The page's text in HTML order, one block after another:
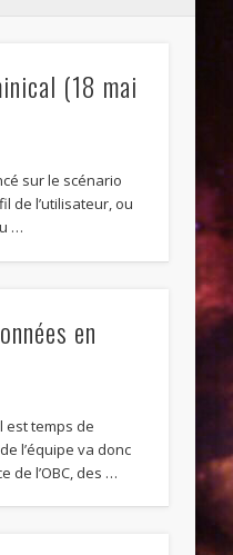
(18 mai
sur le scénario
de l’utilisateur, ou
…
en
est temps de
l’équipe va donc
de l’OBC, des …